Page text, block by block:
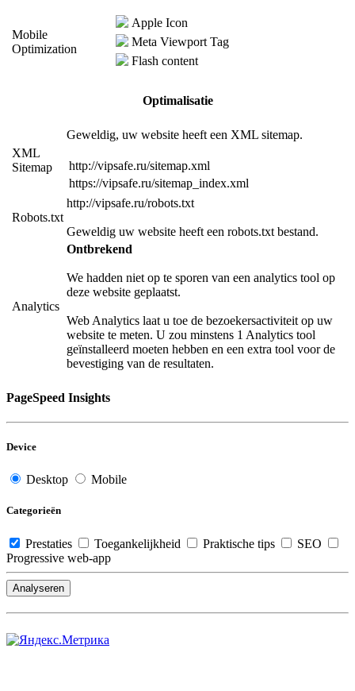
Mobile
Optimization
Apple Icon
Meta Viewport Tag
Flash content
Optimalisatie
XML
Sitemap
Geweldig, uw website heeft een XML sitemap.
http://vipsafe.ru/sitemap.xml
https://vipsafe.ru/sitemap_index.xml
Robots.txt
http://vipsafe.ru/robots.txt
Geweldig uw website heeft een robots.txt bestand.
Analytics
Ontbrekend
We hadden niet op te sporen van een analytics tool op
deze website geplaatst.
Web Analytics laat u toe de bezoekersactiviteit op uw
website te meten. U zou minstens 1 Analytics tool
geïnstalleerd moeten hebben en een extra tool voor de
bevestiging van de resultaten.
PageSpeed Insights
Device
Desktop Mobile
Categorieën
Prestaties Toegankelijkheid Praktische tips
SEO
Progressive web-app
Analyseren